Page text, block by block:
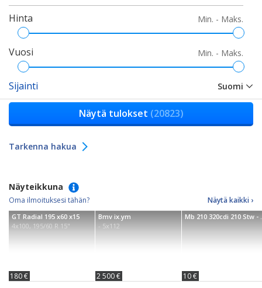
Min. - Maks.
Hinta
Min. - Maks.
Vuosi
Suomi
Sijainti
Näytä tulokset (20823)
Tarkenna hakua
Näyteikkuna
Oma ilmoituksesi tähän? Näytä kaikki ›
GT Radial 195 x60 x15
4x100, 195/60 R 15"
180 €
Bmv ix.ym
- 5x112
2 500 € 10 €